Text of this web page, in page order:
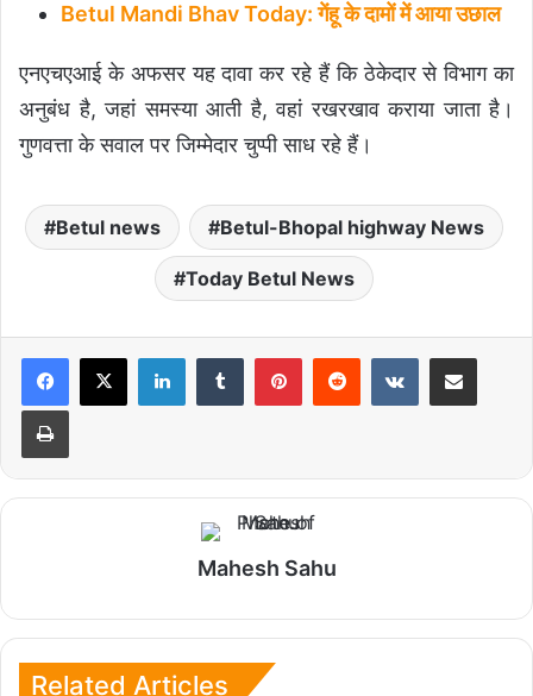
Betul Mandi Bhav Today: गेंहू के दामों में आया उछाल
एनएचएआई के अफसर यह दावा कर रहे हैं कि ठेकेदार से विभाग का
अनुबंध है, जहां समस्या आती है, वहां रखरखाव कराया जाता है।
गुणवत्ता के सवाल पर जिम्मेदार चुप्पी साध रहे हैं।
Betul news Betul-Bhopal highway News
Today Betul News
Mahesh Sahu
Related Articles